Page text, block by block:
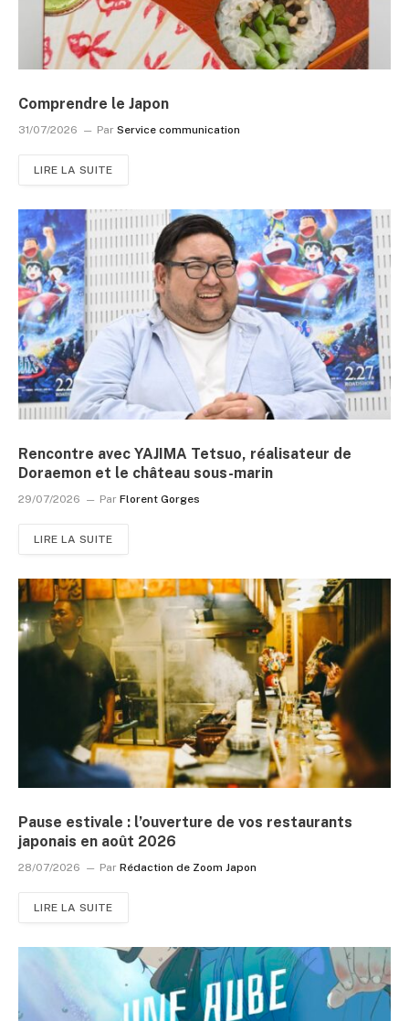
Comprendre le Japon
31/07/2026 Par Service communication
LIRE LA SUITE
Rencontre avec YAJIMA Tetsuo, réalisateur de
Doraemon et le château sous-marin
29/07/2026 Par Florent Gorges
LIRE LA SUITE
Pause estivale : l’ouverture de vos restaurants
japonais en août 2026
28/07/2026 Par Rédaction de Zoom Japon
LIRE LA SUITE